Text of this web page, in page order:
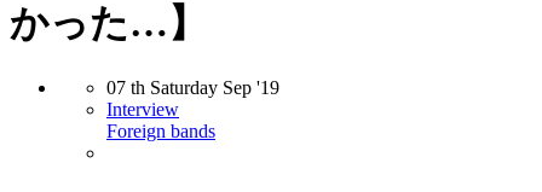
かった…】
07 th Saturday Sep '19
Interview
Foreign bands